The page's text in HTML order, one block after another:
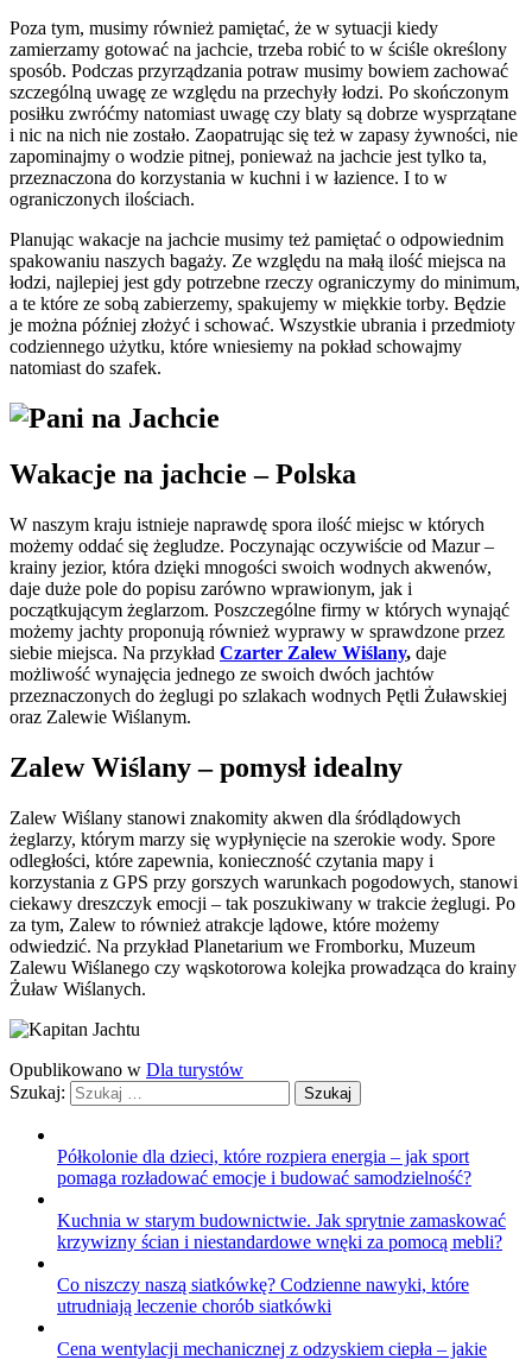
Poza tym, musimy również pamiętać, że w sytuacji kiedy
zamierzamy gotować na jachcie, trzeba robić to w ściśle określony
sposób. Podczas przyrządzania potraw musimy bowiem zachować
szczególną uwagę ze względu na przechyły łodzi. Po skończonym
posiłku zwróćmy natomiast uwagę czy blaty są dobrze wysprzątane
i nic na nich nie zostało. Zaopatrując się też w zapasy żywności, nie
zapominajmy o wodzie pitnej, ponieważ na jachcie jest tylko ta,
przeznaczona do korzystania w kuchni i w łazience. I to w
ograniczonych ilościach.
Planując wakacje na jachcie musimy też pamiętać o odpowiednim
spakowaniu naszych bagaży. Ze względu na małą ilość miejsca na
łodzi, najlepiej jest gdy potrzebne rzeczy ograniczymy do minimum,
a te które ze sobą zabierzemy, spakujemy w miękkie torby. Będzie
je można później złożyć i schować. Wszystkie ubrania i przedmioty
codziennego użytku, które wniesiemy na pokład schowajmy
natomiast do szafek.
Wakacje na jachcie – Polska
W naszym kraju istnieje naprawdę spora ilość miejsc w których
możemy oddać się żegludze. Poczynając oczywiście od Mazur –
krainy jezior, która dzięki mnogości swoich wodnych akwenów,
daje duże pole do popisu zarówno wprawionym, jak i
początkującym żeglarzom. Poszczególne firmy w których wynająć
możemy jachty proponują również wyprawy w sprawdzone przez
siebie miejsca. Na przykład Czarter Zalew Wiślany, daje
możliwość wynajęcia jednego ze swoich dwóch jachtów
przeznaczonych do żeglugi po szlakach wodnych Pętli Żuławskiej
oraz Zalewie Wiślanym.
Zalew Wiślany – pomysł idealny
Zalew Wiślany stanowi znakomity akwen dla śródlądowych
żeglarzy, którym marzy się wypłynięcie na szerokie wody. Spore
odległości, które zapewnia, konieczność czytania mapy i
korzystania z GPS przy gorszych warunkach pogodowych, stanowi
ciekawy dreszczyk emocji – tak poszukiwany w trakcie żeglugi. Po
za tym, Zalew to również atrakcje lądowe, które możemy
odwiedzić. Na przykład Planetarium we Fromborku, Muzeum
Zalewu Wiślanego czy wąskotorowa kolejka prowadząca do krainy
Żuław Wiślanych.
Opublikowano w Dla turystów
Szukaj:
Półkolonie dla dzieci, które rozpiera energia – jak sport
pomaga rozładować emocje i budować samodzielność?
Kuchnia w starym budownictwie. Jak sprytnie zamaskować
krzywizny ścian i niestandardowe wnęki za pomocą mebli?
Co niszczy naszą siatkówkę? Codzienne nawyki, które
utrudniają leczenie chorób siatkówki
Cena wentylacji mechanicznej z odzyskiem ciepła – jakie